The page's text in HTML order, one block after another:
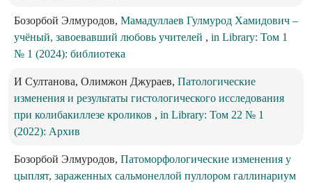
Бозорбой Элмуродов, Мамадуллаев Гулмурод Хамидович –
учёный, завоевавший любовь учителей , in Library: Том 1
№ 1 (2024): библиотека
И Султанова, Олимжон Джураев, Патологические
изменения и результаты гистологического исследования
при колибакиллезе кроликов , in Library: Том 22 № 1
(2022): Архив
Бозорбой Элмуродов, Патоморфологические изменения у
цыплят, зараженных сальмонеллой пуллором галлинариум